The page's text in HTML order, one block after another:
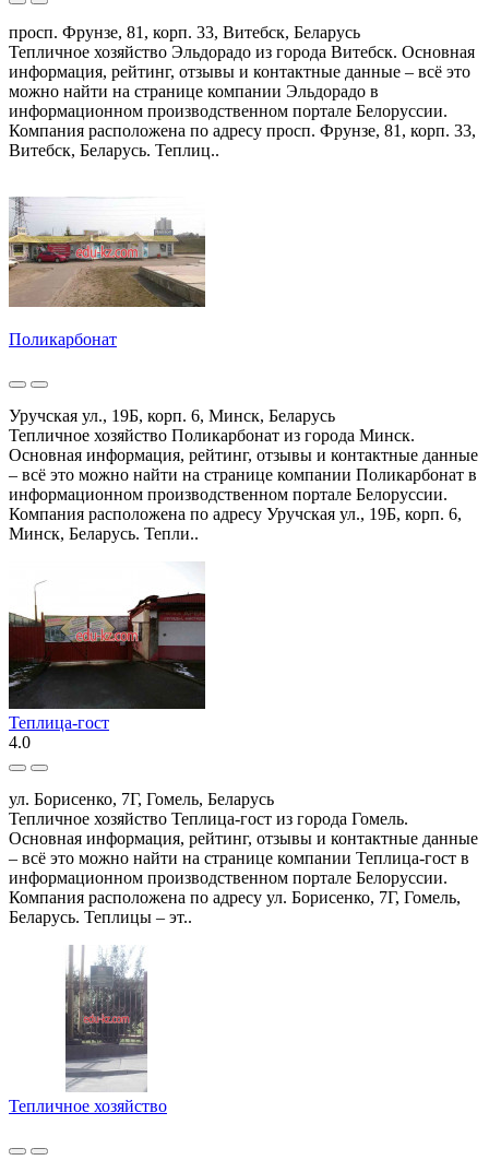
просп. Фрунзе, 81, корп. 33, Витебск, Беларусь
Тепличное хозяйство Эльдорадо из города Витебск. Основная
информация, рейтинг, отзывы и контактные данные – всё это
можно найти на странице компании Эльдорадо в
информационном производственном портале Белоруссии.
Компания расположена по адресу просп. Фрунзе, 81, корп. 33,
Витебск, Беларусь. Теплиц..
Поликарбонат
Уручская ул., 19Б, корп. 6, Минск, Беларусь
Тепличное хозяйство Поликарбонат из города Минск.
Основная информация, рейтинг, отзывы и контактные данные
– всё это можно найти на странице компании Поликарбонат в
информационном производственном портале Белоруссии.
Компания расположена по адресу Уручская ул., 19Б, корп. 6,
Минск, Беларусь. Тепли..
Теплица-гост
4.0
ул. Борисенко, 7Г, Гомель, Беларусь
Тепличное хозяйство Теплица-гост из города Гомель.
Основная информация, рейтинг, отзывы и контактные данные
– всё это можно найти на странице компании Теплица-гост в
информационном производственном портале Белоруссии.
Компания расположена по адресу ул. Борисенко, 7Г, Гомель,
Беларусь. Теплицы – эт..
Тепличное хозяйство